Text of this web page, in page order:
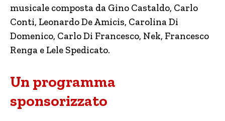
musicale composta da Gino Castaldo, Carlo
Conti, Leonardo De Amicis, Carolina Di
Domenico, Carlo Di Francesco, Nek, Francesco
Renga e Lele Spedicato.
Un programma
sponsorizzato